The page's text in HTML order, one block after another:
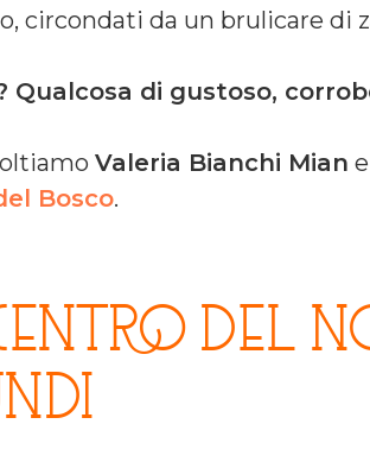
circondati da un brulicare di
Qualcosa di gustoso,
Valeria Bianchi Mian e
Bosco.
del